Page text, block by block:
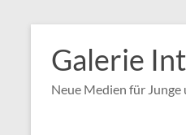
Inhalt
springen
Galerie
Neue Medien für